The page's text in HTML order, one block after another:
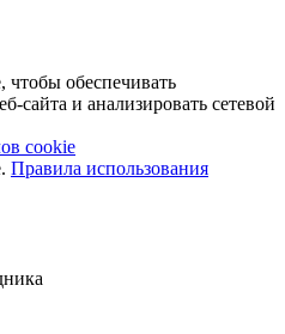
обеспечивать
сайта и анализировать сетевой
cookie
Правила использования